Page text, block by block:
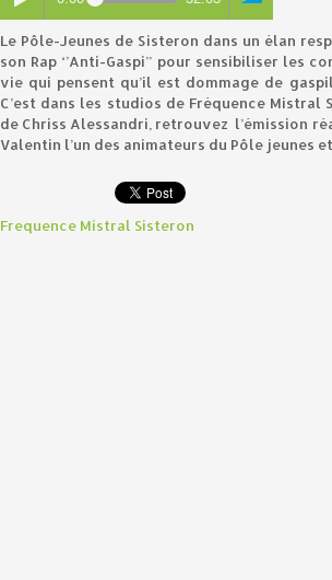
​Le Pôle-Jeunes de Sisteron dans un élan
son Rap ‘’Anti-Gaspi’’ pour sensibiliser les
vie qui pensent qu’il est dommage de
C’est dans les studios de Fréquence
de Chriss Alessandri, retrouvez l’émission
Valentin l’un des animateurs du Pôle jeunes
Frequence Mistral Sisteron